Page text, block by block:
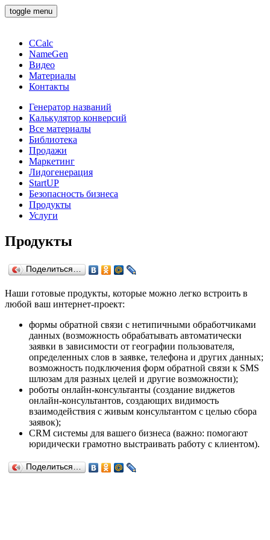
toggle menu
CCalc
NameGen
Видео
Материалы
Контакты
Генератор названий
Калькулятор конверсий
Все материалы
Библиотека
Продажи
Маркетинг
Лидогенерация
StartUP
Безопасность бизнеса
Продукты
Услуги
Продукты
Поделиться…
Наши готовые продукты, которые можно легко встроить в
любой ваш интернет-проект:
формы обратной связи с нетипичными обработчиками
данных (возможность обрабатывать автоматически
заявки в зависимости от географии пользователя,
определенных слов в заявке, телефона и других данных;
возможность подключения форм обратной связи к SMS
шлюзам для разных целей и другие возможности);
роботы онлайн-консультанты (создание виджетов
онлайн-консультантов, создающих видимость
взаимодействия с живым консультантом с целью сбора
заявок);
CRM системы для вашего бизнеса (важно: помогают
юридически грамотно выстраивать работу с клиентом).
Поделиться…